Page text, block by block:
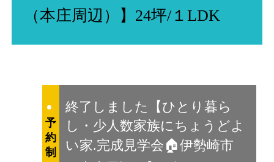
（本庄周辺）】24坪/１LDK
予
約
制
終了しました【ひとり暮ら
し・少人数家族にちょうどよ
い家.完成見学会🏠伊勢崎市